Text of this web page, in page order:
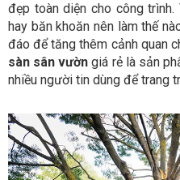
đẹp toàn diện cho công
hay băn khoăn nên làm thế
đáo để tăng thêm cảnh quan
sàn sân vườn giá rẻ là sản
nhiều người tin dùng để trang